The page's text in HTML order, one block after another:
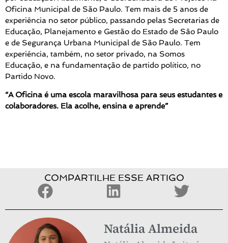
Oficina Municipal de São Paulo. Tem mais de 5 anos de
experiência no setor público, passando pelas Secretarias de
Educação, Planejamento e Gestão do Estado de São Paulo
e de Segurança Urbana Municipal de São Paulo. Tem
experiência, também, no setor privado, na Somos
Educação, e na fundamentação de partido político, no
Partido Novo.
“A Oficina é uma escola maravilhosa para seus estudantes e
colaboradores. Ela acolhe, ensina e aprende”
COMPARTILHE ESSE ARTIGO
Natália Almeida